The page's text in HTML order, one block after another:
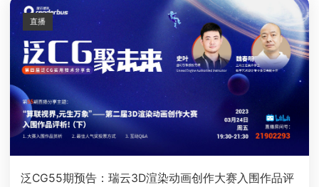
泛CG55期预告：瑞云3D渲染动画创作大赛入围作品评
直播